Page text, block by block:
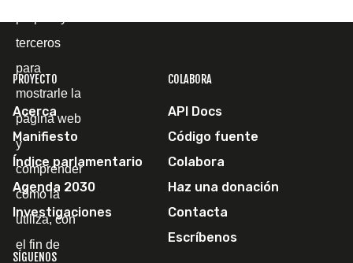
PROYECTO
Acerca
Manifiesto
Índice parlamentario
Agenda 2030
Investigaciones
COLABORA
API Docs
Código fuente
Colabora
Haz una donación
Contacta
Escríbenos
SÍGUENOS
terceros
para
mostrarle la
página web
y
comprender
cómo la
utiliza, con
el fin de